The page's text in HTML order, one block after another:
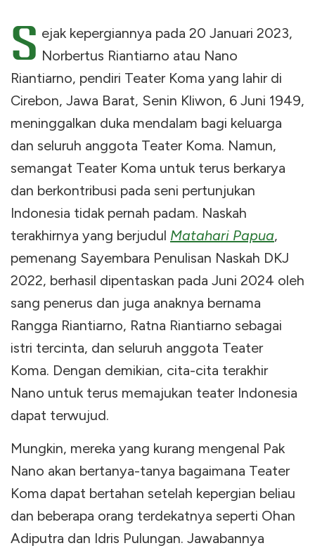
S ejak kepergiannya pada 20 Januari 2023,
Norbertus Riantiarno atau Nano
Riantiarno, pendiri Teater Koma yang lahir di
Cirebon, Jawa Barat, Senin Kliwon, 6 Juni 1949,
meninggalkan duka mendalam bagi keluarga
dan seluruh anggota Teater Koma. Namun,
semangat Teater Koma untuk terus berkarya
dan berkontribusi pada seni pertunjukan
Indonesia tidak pernah padam. Naskah
terakhirnya yang berjudul Matahari Papua,
pemenang Sayembara Penulisan Naskah DKJ
2022, berhasil dipentaskan pada Juni 2024 oleh
sang penerus dan juga anaknya bernama
Rangga Riantiarno, Ratna Riantiarno sebagai
istri tercinta, dan seluruh anggota Teater
Koma. Dengan demikian, cita-cita terakhir
Nano untuk terus memajukan teater Indonesia
dapat terwujud.
Mungkin, mereka yang kurang mengenal Pak
Nano akan bertanya-tanya bagaimana Teater
Koma dapat bertahan setelah kepergian beliau
dan beberapa orang terdekatnya seperti Ohan
Adiputra dan Idris Pulungan. Jawabannya